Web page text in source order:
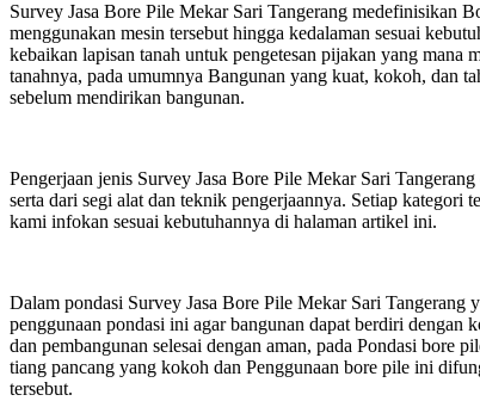
Survey Jasa Bore Pile Mekar Sari Tangerang medefinisikan
menggunakan mesin tersebut hingga kedalaman sesuai
kebaikan lapisan tanah untuk pengetesan pijakan yang mana
tanahnya, pada umumnya Bangunan yang kuat, kokoh, dan
sebelum mendirikan bangunan.
Pengerjaan jenis Survey Jasa Bore Pile Mekar Sari
serta dari segi alat dan teknik pengerjaannya. Setiap
kami infokan sesuai kebutuhannya di halaman artikel ini.
Dalam pondasi Survey Jasa Bore Pile Mekar Sari
penggunaan pondasi ini agar bangunan dapat berdiri
dan pembangunan selesai dengan aman, pada Pondasi
tiang pancang yang kokoh dan Penggunaan bore pile ini
tersebut.